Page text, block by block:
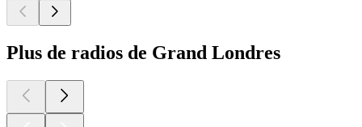
Plus de radios de Grand Londres